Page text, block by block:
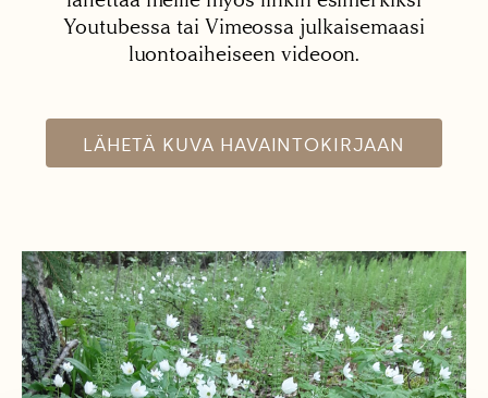
Youtubessa tai Vimeossa julkaisemaasi
luontoaiheiseen videoon.
LÄHETÄ KUVA HAVAINTOKIRJAAN